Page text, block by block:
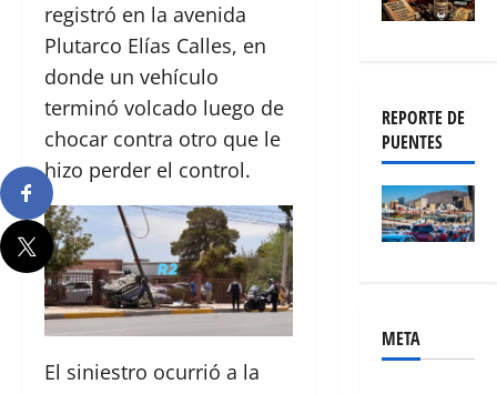
registró en la avenida
Plutarco Elías Calles, en
donde un vehículo
terminó volcado luego de
chocar contra otro que le
hizo perder el control.
El siniestro ocurrió a la
REPORTE DE
PUENTES
META